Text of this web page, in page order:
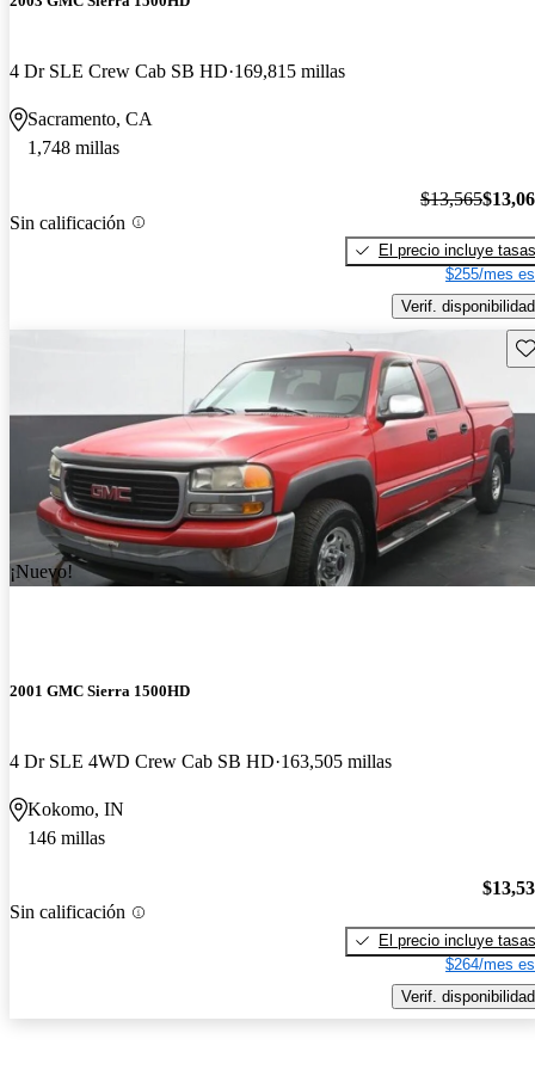
4 Dr SLE Crew Cab SB HD 169,815 millas
Sacramento, CA
1,748 millas
Sin calificación
$13,565
El precio incluye tasas
$255/mes
Verif. disponibilidad
¡Nuevo!
2001 GMC Sierra 1500HD
4 Dr SLE 4WD Crew Cab SB HD 163,505 millas
Kokomo, IN
146 millas
Sin calificación
El precio incluye tasas
$264/mes
Verif. disponibilidad